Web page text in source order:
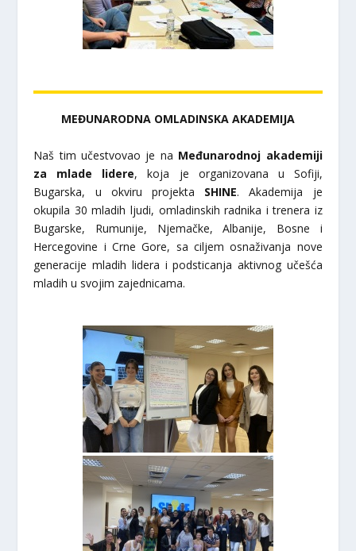
MEĐUNARODNA OMLADINSKA AKADEMIJA
Naš tim učestvovao je na Međunarodnoj akademiji
za mlade lidere, koja je organizovana u Sofiji,
Bugarska, u okviru projekta SHINE. Akademija je
okupila 30 mladih ljudi, omladinskih radnika i trenera iz
Bugarske, Rumunije, Njemačke, Albanije, Bosne i
Hercegovine i Crne Gore, sa ciljem osnaživanja nove
generacije mladih lidera i podsticanja aktivnog učešća
mladih u svojim zajednicama.